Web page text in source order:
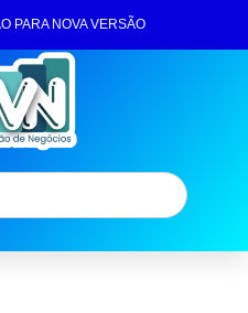
PARA NOVA VERSÃO